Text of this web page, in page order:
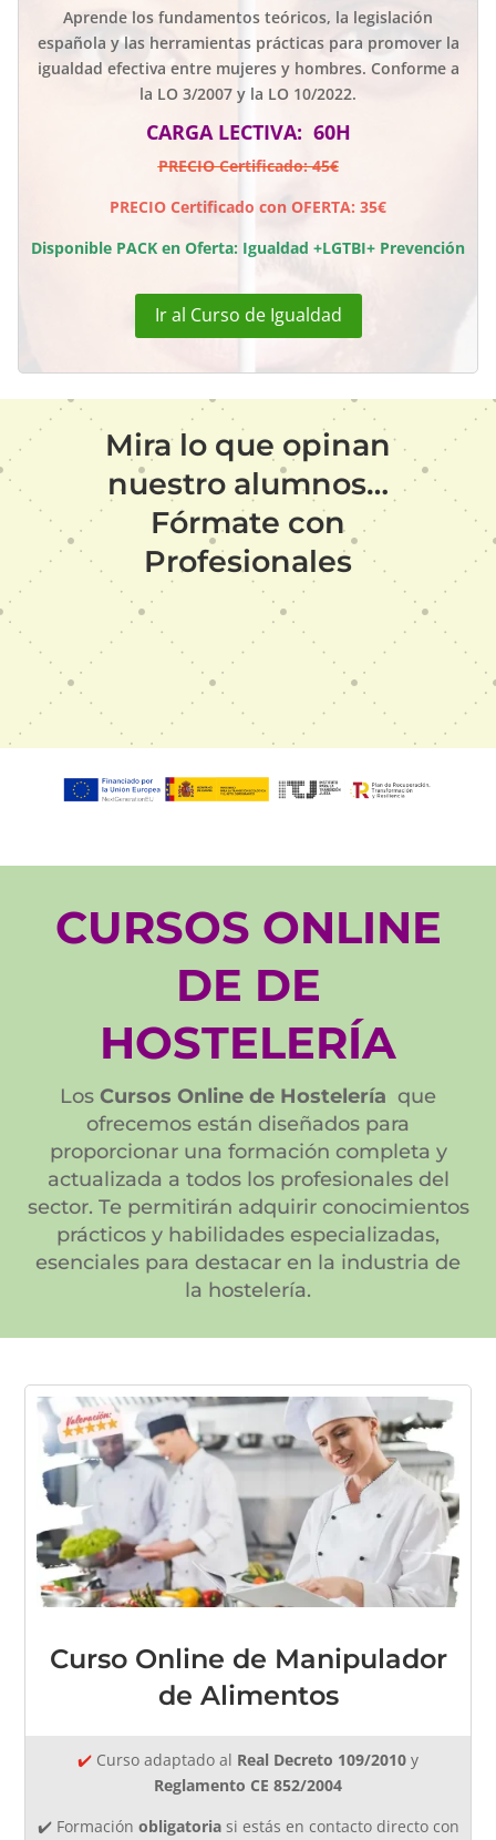
Aprende los fundamentos teóricos, la legislación
española y las herramientas prácticas para promover la
igualdad efectiva entre mujeres y hombres. Conforme a
la LO 3/2007 y la LO 10/2022.
CARGA LECTIVA: 60H
PRECIO Certificado: 45€
PRECIO Certificado con OFERTA: 35€
Disponible PACK en Oferta: Igualdad +LGTBI+ Prevención
Ir al Curso de Igualdad
Mira lo que opinan
nuestro alumnos…
Fórmate con
Profesionales
CURSOS ONLINE
DE DE
HOSTELERÍA
Los Cursos Online de Hostelería que
ofrecemos están diseñados para
proporcionar una formación completa y
actualizada a todos los profesionales del
sector. Te permitirán adquirir conocimientos
prácticos y habilidades especializadas,
esenciales para destacar en la industria de
la hostelería.
Curso Online de Manipulador
de Alimentos
✔️ Curso adaptado al Real Decreto 109/2010 y
Reglamento CE 852/2004
✔️ Formación obligatoriasi estás en contacto directo con